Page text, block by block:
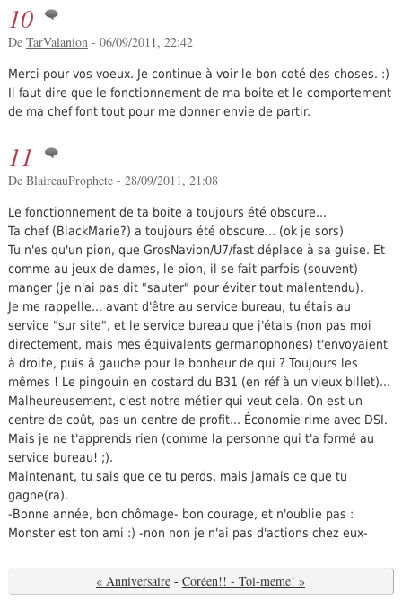
10
De TarValanion- 06/09/2011, 22:42
Merci pour vos voeux. Je continue à voir le bon coté des choses. :)
Il faut dire que le fonctionnement de ma boite et le comportement
de ma chef font tout pour me donner envie de partir.
11
De BlaireauProphete - 28/09/2011, 21:08
Le fonctionnement de ta boite a toujours été obscure...
Ta chef (BlackMarie?) a toujours été obscure... (ok je sors)
Tu n'es qu'un pion, que GrosNavion/U7/fast déplace à sa guise. Et
comme au jeux de dames, le pion, il se fait parfois (souvent)
manger (je n'ai pas dit "sauter" pour éviter tout malentendu).
Je me rappelle... avant d'être au service bureau, tu étais au
service "sur site", et le service bureau que j'étais (non pas moi
directement, mais mes équivalents germanophones) t'envoyaient
à droite, puis à gauche pour le bonheur de qui ? Toujours les
mêmes ! Le pingouin en costard du B31 (en réf à un vieux billet)...
Malheureusement, c'est notre métier qui veut cela. On est un
centre de coût, pas un centre de profit... Économie rime avec DSI.
Mais je ne t'apprends rien (comme la personne qui t'a formé au
service bureau! ;).
Maintenant, tu sais que ce tu perds, mais jamais ce que tu
gagne(ra).
-Bonne année, bon chômage- bon courage, et n'oublie pas :
Monster est ton ami :) -non non je n'ai pas d'actions chez eux-
« Anniversaire - Coréen!! - Toi-meme! »